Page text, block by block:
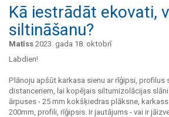
Kā iestrādāt ekovati,
siltināšanu?
Matīss 2023. gada 18. oktobrī
Labdien!
Plānoju apšūt karkasa sienu ar rīģipsi, profilus
distanceriem, lai kopējais siltumizolācijas
ārpuses - 25 mm kokšķiedras plāksne,
200mm, profili, rīģipsis. Ir jautājums - vai ir